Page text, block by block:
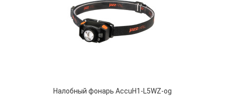
Налобный фонарь AccuH1-L5WZ-og